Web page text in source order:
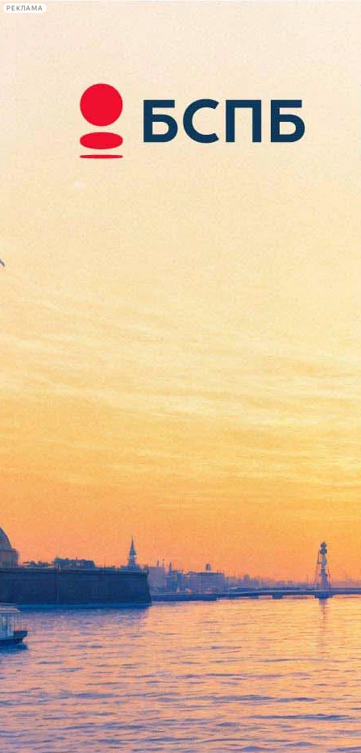
РЕКЛАМА
Сегодня:
2026.08.09
12:02
Афиша Plus
Умерла Зинаида Шарко
Версия для печати
Народная артистка России Зинаида Шарко скончалась на 88-м
году жизни, сообщается
на сайте
Большого драматического
театра имени Г. А. Товстоногова.